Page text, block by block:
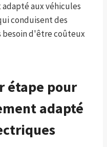
aux véhicules
conduisent des
besoin d'être coûteux
étape pour
adapté